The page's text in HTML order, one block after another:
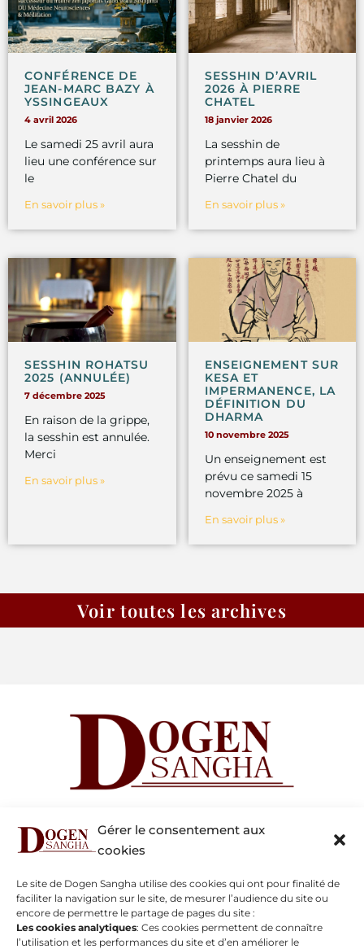
Gérer le consentement aux
cookies
Le site de Dogen Sangha utilise des cookies qui ont pour finalité de
faciliter la navigation sur le site, de mesurer l’audience du site ou
encore de permettre le partage de pages du site :
Les cookies analytiques: Ces cookies permettent de connaître
l’utilisation et les performances du site et d’en améliorer le
CONFÉRENCE DE
JEAN-MARC BAZY À
YSSINGEAUX
4 avril 2026
Le samedi 25 avril aura
lieu une conférence sur
le
En savoir plus »
SESSHIN D’AVRIL
2026 À PIERRE
CHATEL
18 janvier 2026
La sesshin de
printemps aura lieu à
Pierre Chatel du
En savoir plus »
SESSHIN ROHATSU
2025 (ANNULÉE)
7 décembre 2025
En raison de la grippe,
la sesshin est annulée.
Merci
En savoir plus »
ENSEIGNEMENT SUR
KESA ET
IMPERMANENCE, LA
DÉFINITION DU
DHARMA
10 novembre 2025
Un enseignement est
prévu ce samedi 15
novembre 2025 à
En savoir plus »
Voir toutes les archives
dogensanghatemplezengudoji156
@gmail.com
Tel : 06 80 02 55 31
Pierre Cathelain
webmaster@dogensangha.fr
Tél : 06 08 99 98 65